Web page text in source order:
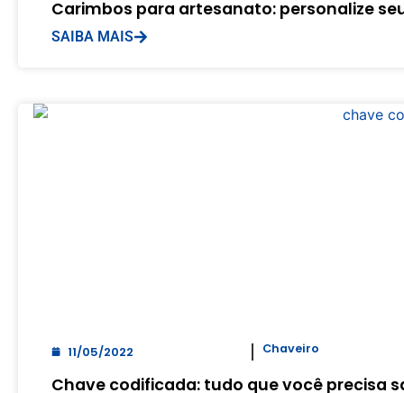
Carimbos para artesanato: personalize
SAIBA MAIS
11/05/2022 Chaveiro
Chave codificada: tudo que você precisa